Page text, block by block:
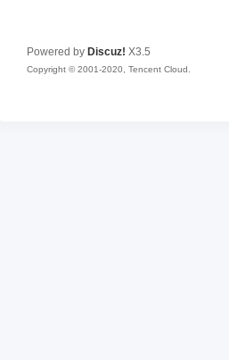
Powered by Discuz! X3.5
Copyright © 2001-2020, Tencent Cloud.